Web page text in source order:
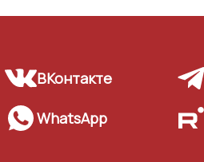
ВКонтакте
WhatsApp